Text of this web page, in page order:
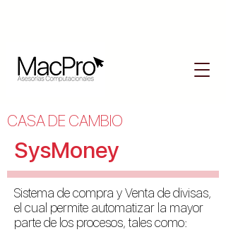
SysMoney
Sistema de compra y Venta de divisas,
el cual permite automatizar la mayor
parte de los procesos, tales como:
CASA DE CAMBIO